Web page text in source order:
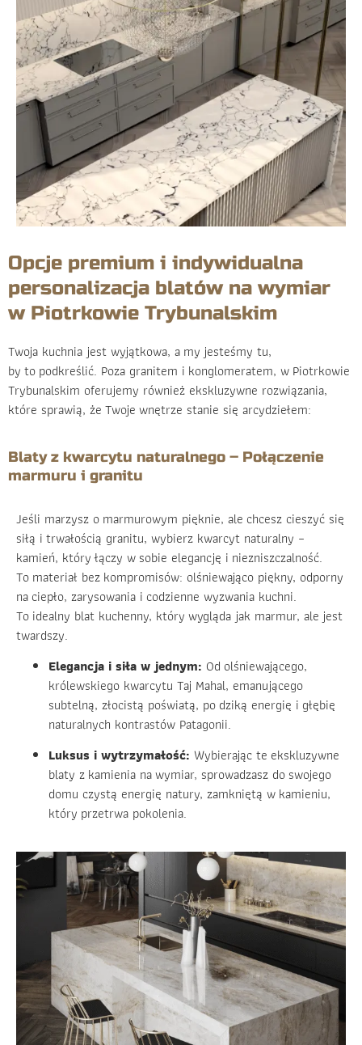
Opcje premium i indywidualna
personalizacja blatów na wymiar
w Piotrkowie Trybunalskim
Twoja kuchnia jest wyjątkowa, a my jesteśmy tu,
by to podkreślić. Poza granitem i konglomeratem, w Piotrkowie
Trybunalskim oferujemy również ekskluzywne rozwiązania,
które sprawią, że Twoje wnętrze stanie się arcydziełem:
Blaty z kwarcytu naturalnego – Połączenie
marmuru i granitu
Jeśli marzysz o marmurowym pięknie, ale chcesz cieszyć się
siłą i trwałością granitu, wybierz kwarcyt naturalny –
kamień, który łączy w sobie elegancję i niezniszczalność.
To materiał bez kompromisów: olśniewająco piękny, odporny
na ciepło, zarysowania i codzienne wyzwania kuchni.
To idealny blat kuchenny, który wygląda jak marmur, ale jest
twardszy.
Elegancja i siła w jednym: Od olśniewającego,
królewskiego kwarcytu Taj Mahal, emanującego
subtelną, złocistą poświatą, po dziką energię i głębię
naturalnych kontrastów Patagonii.
Luksus i wytrzymałość: Wybierając te ekskluzywne
blaty z kamienia na wymiar, sprowadzasz do swojego
domu czystą energię natury, zamkniętą w kamieniu,
który przetrwa pokolenia.